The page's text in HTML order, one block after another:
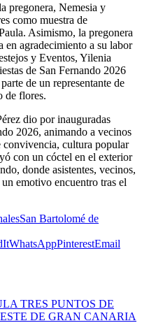
pregonera, Nemesia y
como muestra de
Asimismo, la pregonera
en agradecimiento a su labor
y Eventos, Yilenia
de San Fernando 2026
de un representante de
de flores.
dio por inauguradas
2026, animando a vecinos
convivencia, cultura popular
con un cóctel en el exterior
donde asistentes, vecinos,
emotivo encuentro tras el
San Bartolomé de
WhatsAppPinterestEmail
TRES PUNTOS DE
DE GRAN CANARIA